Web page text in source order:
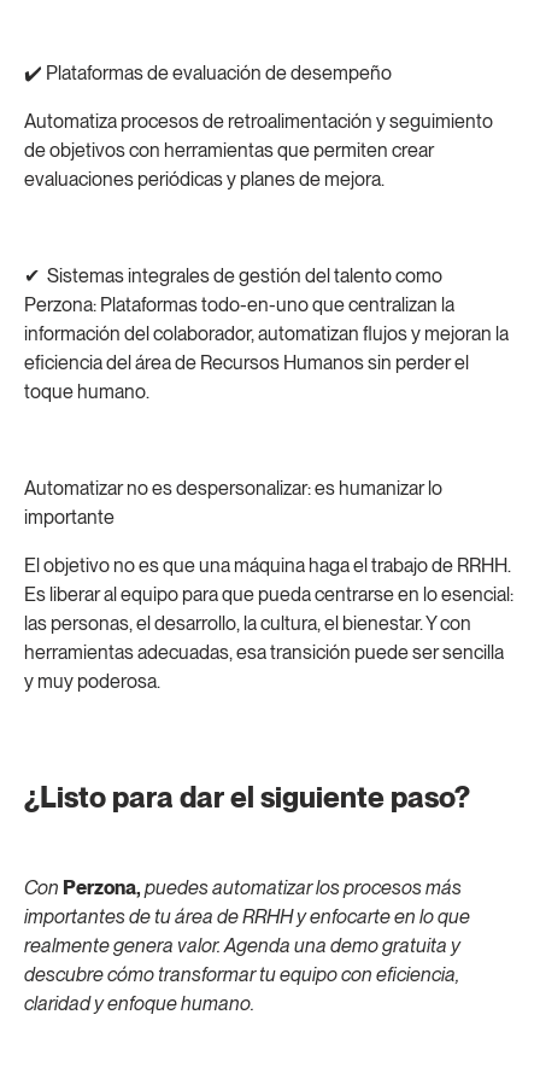
✔️ Plataformas de evaluación de desempeño
Automatiza procesos de retroalimentación y seguimiento
de objetivos con herramientas que permiten crear
evaluaciones periódicas y planes de mejora.
✔ ️ Sistemas integrales de gestión del talento como
Perzona: Plataformas todo-en-uno que centralizan la
información del colaborador, automatizan flujos y mejoran la
eficiencia del área de Recursos Humanos sin perder el
toque humano.
Automatizar no es despersonalizar: es humanizar lo
importante
El objetivo no es que una máquina haga el trabajo de RRHH.
Es liberar al equipo para que pueda centrarse en lo esencial:
las personas, el desarrollo, la cultura, el bienestar. Y con
herramientas adecuadas, esa transición puede ser sencilla
y muy poderosa.
¿Listo para dar el siguiente paso?
Con Perzona, puedes automatizar los procesos más
importantes de tu área de RRHH y enfocarte en lo que
realmente genera valor. Agenda una demo gratuita y
descubre cómo transformar tu equipo con eficiencia,
claridad y enfoque humano.